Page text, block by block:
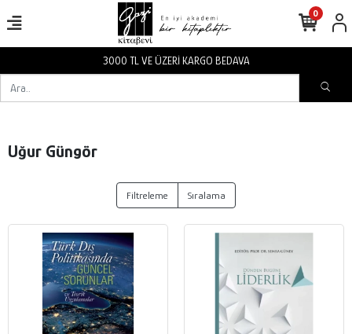
3000 TL VE ÜZERİ KARGO BEDAVA
0
Uğur Güngör
Filtreleme Sıralama